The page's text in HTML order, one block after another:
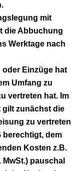
mit
die Abbuchung
Werktage nach
Einzüge hat
Umfang zu
vertreten hat. Im
gilt zunächst die
zu vertreten
berechtigt, dem
Kosten z.B.
pauschal